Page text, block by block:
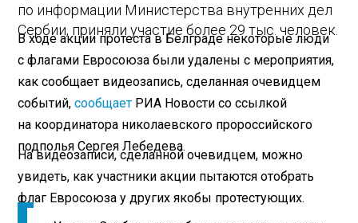
по информации Министерства внутренних дел
Сербии, приняли участие более 29 тыс. человек.
В ходе акции протеста в Белграде некоторые люди
с флагами Евросоюза были удалены с мероприятия,
как сообщает видеозапись, сделанная очевидцем
событий,сообщает РИА Новости со ссылкой
на координатора николаевского пророссийского
подполья Сергея Лебедева.
На видеозаписи, сделанной очевидцем, можно
увидеть, как участники акции пытаются отобрать
флаг Евросоюза у других якобы протестующих.